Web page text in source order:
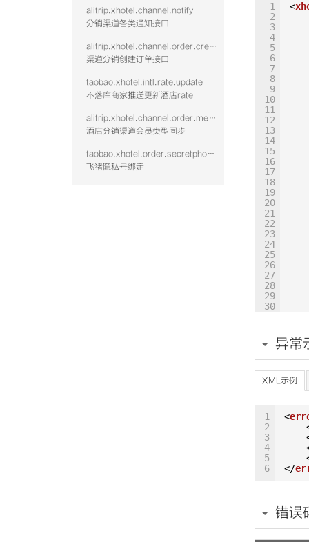
alitrip.xhotel.channel.notify
分销渠道各类通知接口
alitrip.xhotel.channel.order.create
渠道分销创建订单接口
taobao.xhotel.intl.rate.update
不落库商家推送更新酒店rate
alitrip.xhotel.channel.order.membertype.sync
酒店分销渠道会员类型同步
taobao.xhotel.order.secretphonenum.bindnew
飞猪隐私号绑定
1
2
3
4
5
6
7
8
9
10
11
12
13
14
15
16
17
18
19
20
21
22
23
24
25
26
27
28
29
30
34
35
36
37
41
42
43
44
45
46
50
<
异常
XML示例
1
2
3
4
5
6
<
</
错误